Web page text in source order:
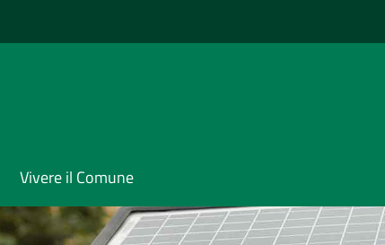
Vivere il Comune